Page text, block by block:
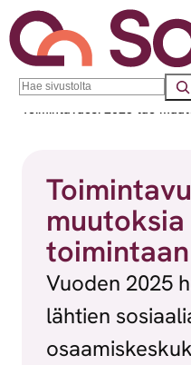
Siirry sisältöön
Search
Socca – Etelä-Suomen
Toimintavuosi 2025 tuo
toimintaan
Vuoden 2025
lähtien